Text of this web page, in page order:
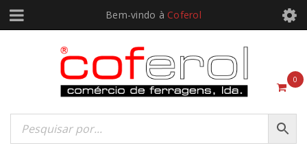
Bem-vindo à Coferol
0